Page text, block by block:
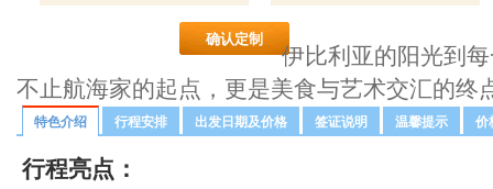
伊比利亚的阳光到
不止航海家的起点，更是美食与艺术交汇的终
特色介绍 行程安排 出发日期及价格 签证说明 温馨提示 价
行程亮点：